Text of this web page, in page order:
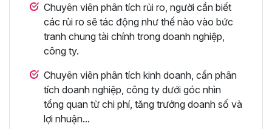
Chuyên viên phân tích rủi ro, người cần biết
các rủi ro sẽ tác động như thế nào vào bức
tranh chung tài chính trong doanh nghiệp,
công ty.
Chuyên viên phân tích kinh doanh, cần phân
tích doanh nghiệp, công ty dưới góc nhìn
tổng quan từ chi phí, tăng trưởng doanh số và
lợi nhuận...